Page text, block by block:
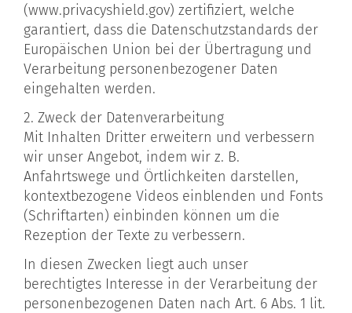
(www.privacyshield.gov) zertifiziert, welche
garantiert, dass die Datenschutzstandards der
Europäischen Union bei der Übertragung und
Verarbeitung personenbezogener Daten
eingehalten werden.
2. Zweck der Datenverarbeitung
Mit Inhalten Dritter erweitern und verbessern
wir unser Angebot, indem wir z. B.
Anfahrtswege und Örtlichkeiten darstellen,
kontextbezogene Videos einblenden und Fonts
(Schriftarten) einbinden können um die
Rezeption der Texte zu verbessern.
In diesen Zwecken liegt auch unser
berechtigtes Interesse in der Verarbeitung der
personenbezogenen Daten nach Art. 6 Abs. 1 lit.